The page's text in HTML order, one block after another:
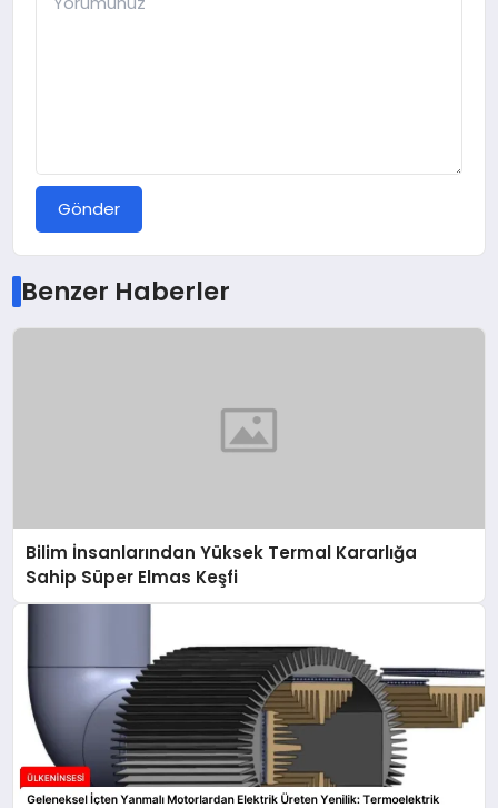
Gönder
Benzer Haberler
Bilim İnsanlarından Yüksek Termal Kararlığa
Sahip Süper Elmas Keşfi